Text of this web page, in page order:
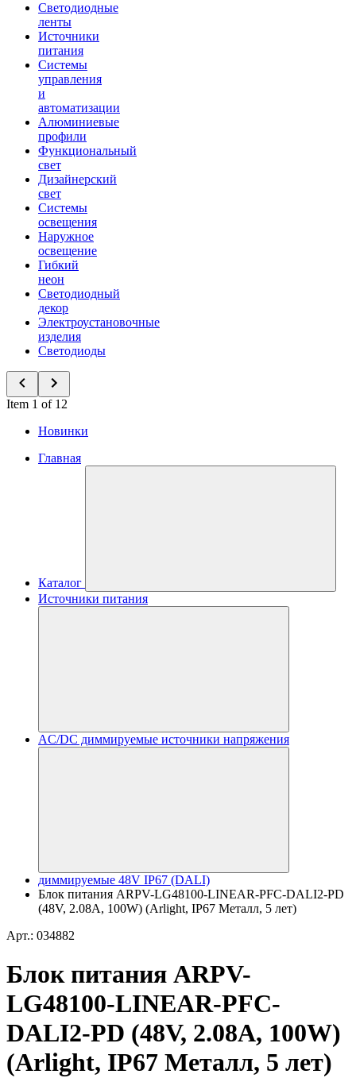
Светодиодные
ленты
Источники
питания
Системы
управления
и
автоматизации
Алюминиевые
профили
Функциональный
свет
Дизайнерский
свет
Системы
освещения
Наружное
освещение
Гибкий
неон
Светодиодный
декор
Электроустановочные
изделия
Светодиоды
Item 1 of 12
Новинки
Главная
Каталог
Источники питания
AC/DC диммируемые источники напряжения
диммируемые 48V IP67 (DALI)
Блок питания ARPV-LG48100-LINEAR-PFC-DALI2-PD
(48V, 2.08A, 100W) (Arlight, IP67 Металл, 5 лет)
Арт.: 034882
Блок питания ARPV-
LG48100-LINEAR-PFC-
DALI2-PD (48V, 2.08A, 100W)
(Arlight, IP67 Металл, 5 лет)